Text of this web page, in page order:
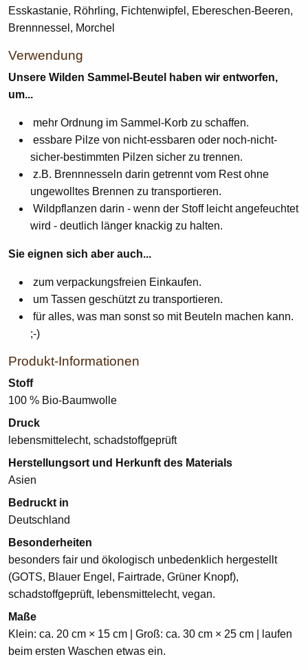
Esskastanie, Röhrling, Fichtenwipfel, Ebereschen-Beeren,
Brennnessel, Morchel
Verwendung
Unsere Wilden Sammel-Beutel haben wir entworfen,
um...
mehr Ordnung im Sammel-Korb zu schaffen.
essbare Pilze von nicht-essbaren oder noch-nicht-
sicher-bestimmten Pilzen sicher zu trennen.
z.B. Brennnesseln darin getrennt vom Rest ohne
ungewolltes Brennen zu transportieren.
Wildpflanzen darin - wenn der Stoff leicht angefeuchtet
wird - deutlich länger knackig zu halten.
Sie eignen sich aber auch...
zum verpackungsfreien Einkaufen.
um Tassen geschützt zu transportieren.
für alles, was man sonst so mit Beuteln machen kann.
;-)
Produkt-Informationen
Stoff
100 % Bio-Baumwolle
Druck
lebensmittelecht, schadstoffgeprüft
Herstellungsort und Herkunft des Materials
Asien
Bedruckt in
Deutschland
Besonderheiten
besonders fair und ökologisch unbedenklich hergestellt
(GOTS, Blauer Engel, Fairtrade, Grüner Knopf),
schadstoffgeprüft, lebensmittelecht, vegan.
Maße
Klein: ca. 20 cm × 15 cm | Groß: ca. 30 cm × 25 cm | laufen
beim ersten Waschen etwas ein.